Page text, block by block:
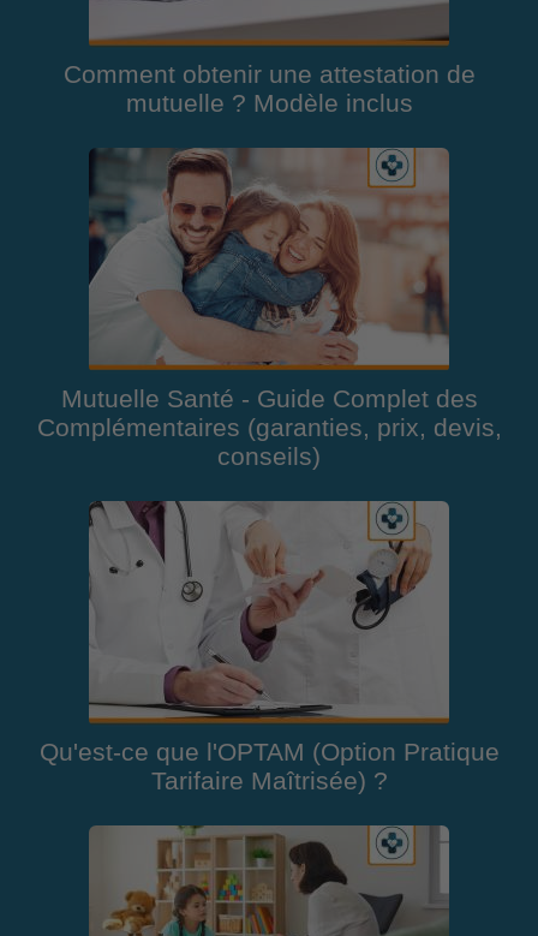
Comment obtenir une attestation de
mutuelle ? Modèle inclus
Mutuelle Santé - Guide Complet des
Complémentaires (garanties, prix, devis,
conseils)
Qu'est-ce que l'OPTAM (Option Pratique
Tarifaire Maîtrisée) ?